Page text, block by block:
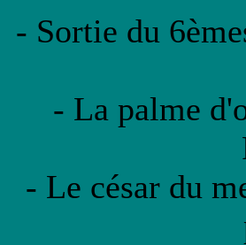
- Sortie du
- La palme
- Le césar du